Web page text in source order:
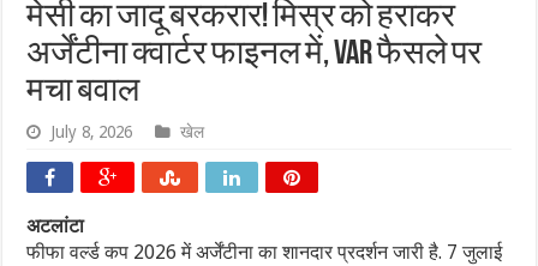
मेसी का जादू बरकरार! मिस्र को हराकर
अर्जेंटीना क्वार्टर फाइनल में, VAR फैसले पर
मचा बवाल
July 8, 2026 खेल
अटलांटा
फीफा वर्ल्ड कप 2026 में अर्जेंटीना का शानदार प्रदर्शन जारी है. 7 जुलाई